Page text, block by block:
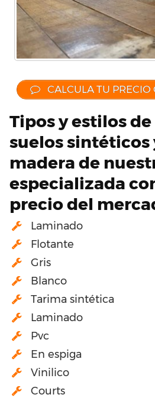
CALCULA TU
Tipos y estilos
suelos sintéticos
madera de
especializada
precio del
Laminado
Flotante
Gris
Blanco
Tarima sintética
Laminado
Pvc
En espiga
Vinilico
Courts